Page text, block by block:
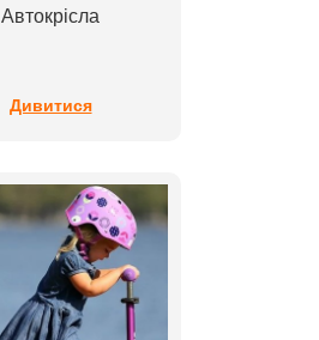
Автокрісла
Дивитися